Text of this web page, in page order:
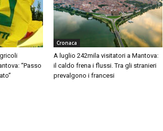
“Passo
Cronaca
A luglio 242mila visitatori a Mantova:
il caldo frena i flussi. Tra gli stranieri
prevalgono i francesi